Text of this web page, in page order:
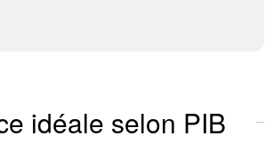
idéale selon PIB